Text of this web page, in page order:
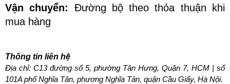
Vận chuyển:
Đường bộ theo thỏa thuận khi
mua hàng
Thông tin liên hệ
Địa chỉ: C13 đường số 5, phường Tân Hưng, Quận 7, HCM | số
101A phố Nghĩa Tân, phương Nghĩa Tân, quận Cầu Giấy, Hà Nội.